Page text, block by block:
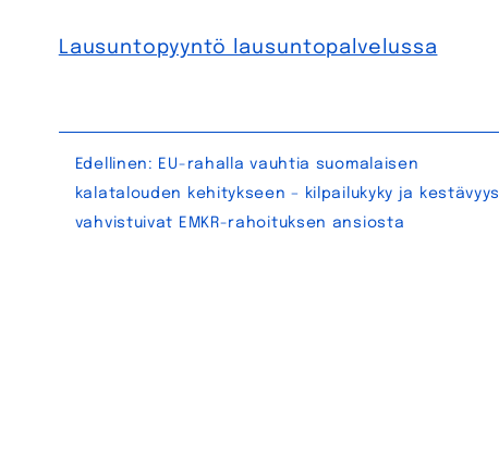
Lausuntopyyntö lausuntopalvelussa
Artikkelien
selaus
Edellinen: EU-rahalla vauhtia suomalaisen
kalatalouden kehitykseen – kilpailukyky ja kestävyys
vahvistuivat EMKR-rahoituksen ansiosta